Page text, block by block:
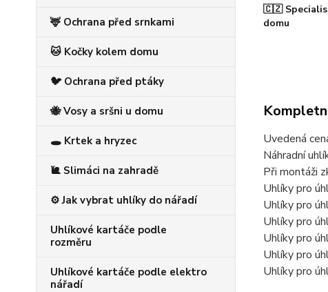
🦌 Ochrana před srnkami
🐱 Kočky kolem domu
🐦 Ochrana před ptáky
🐝 Vosy a sršni u domu
🕳️ Krtek a hryzec
🐌 Slimáci na zahradě
⚙️ Jak vybrat uhlíky do nářadí
Uhlíkové kartáče podle
rozměru
Uhlíkové kartáče podle elektro
nářadí
🇨🇿
domu
Uvedená
Náhradní
Při montáži
Uhlíky pro
Uhlíky pro
Uhlíky pro
Uhlíky pro
Uhlíky pro
Uhlíky pro